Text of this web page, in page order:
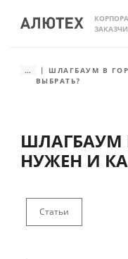
...
ШЛАГБАУМ В
ВЫБРАТЬ?
ШЛАГБАУМ
НУЖЕН И
Статьи